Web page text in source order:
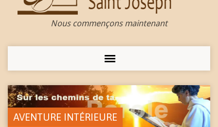
Nous commençons maintenant
AVENTURE INTÉRIEURE